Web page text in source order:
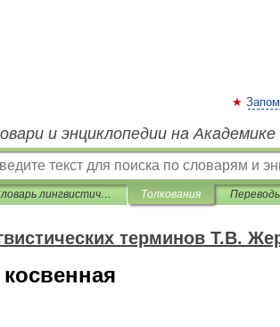
и энциклопедии на Академике
Словарь лингвистических терминов Т.В. Жеребило Толкования
терминов Т.В.